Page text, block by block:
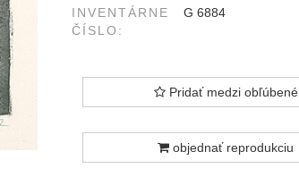
INVENTÁRNE
ČÍSLO:
G 6884
Pridať medzi obľúbené
objednať reprodukciu